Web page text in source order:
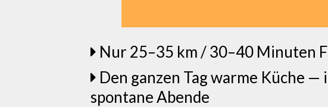
Nur 25–35 km / 30–40 Minuten
Den ganzen Tag warme Küche
spontane Abende